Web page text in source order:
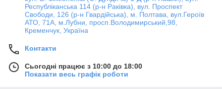
Республіканська 114 (р-н Раківка), вул. Проспект
Свободи, 126 (р-н Гвардійська), м. Полтава, вул.Героїв
АТО, 71А, м.Лубни, просп.Володимирський,98,
Кременчук, Україна
Контакти
Сьогодні працює з 10:00 до 18:00
Показати весь графік роботи